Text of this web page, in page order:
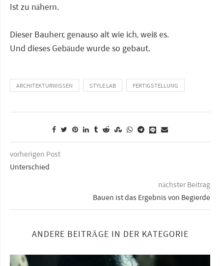
Ist zu nähern.
Dieser Bauherr, genauso alt wie ich, weiß es.
Und dieses Gebäude wurde so gebaut.
ARCHITEKTURWISSEN STYLE LAB FERTIGSTELLUNG
vorherigen Post
Unterschied
nächster Beitrag
Bauen ist das Ergebnis von Begierde
ANDERE BEITRÄGE IN DER KATEGORIE